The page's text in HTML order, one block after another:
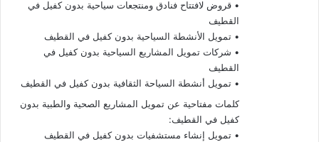
• قروض لافتتاح فنادق ومنتجعات سياحية بدون كفيل في
القطيف
• تمويل الأنشطة السياحية بدون كفيل في القطيف
• شركات تمويل المشاريع السياحية بدون كفيل في
القطيف
• تمويل أنشطة السياحة الثقافية بدون كفيل في القطيف
كلمات مفتاحية عن تمويل المشاريع الصحية والطبية بدون
كفيل في القطيف:
• تمويل إنشاء مستشفيات بدون كفيل في القطيف